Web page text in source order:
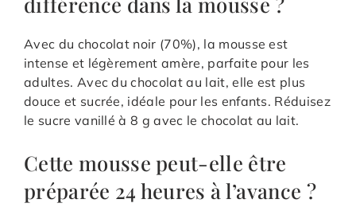
Avec du chocolat noir (70%), la mousse est
intense et légèrement amère, parfaite pour les
adultes. Avec du chocolat au lait, elle est plus
douce et sucrée, idéale pour les enfants. Réduisez
le sucre vanillé à 8 g avec le chocolat au lait.
Cette mousse peut-elle être
préparée 24 heures à l’avance ?